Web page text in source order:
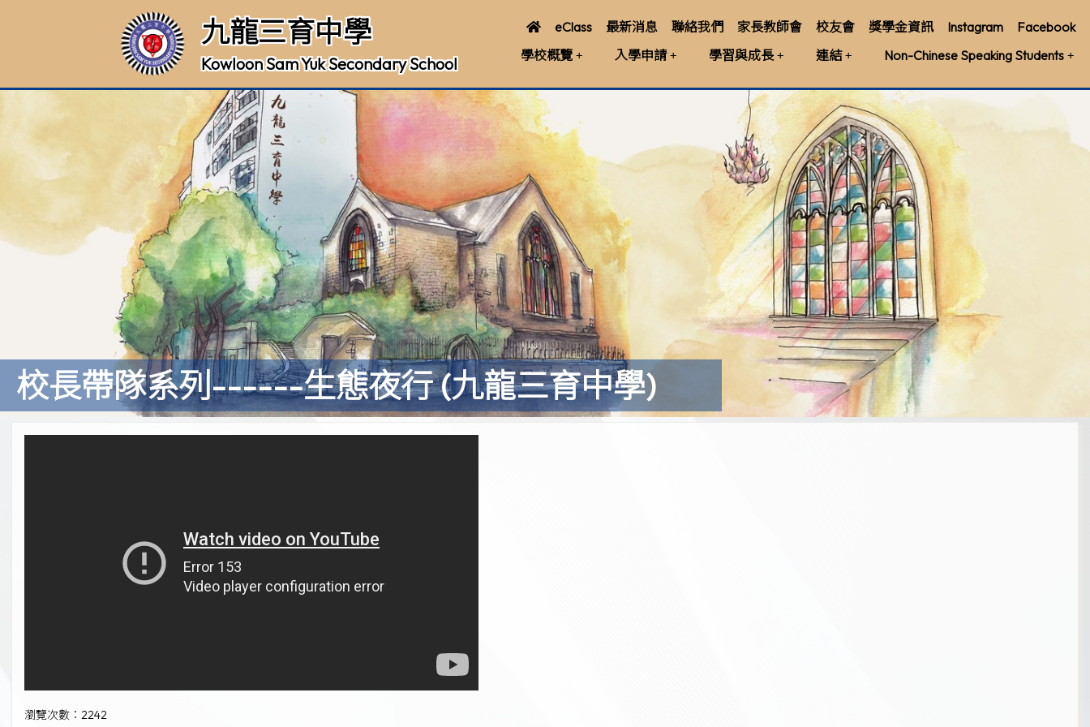
九龍三育中學
Kowloon Sam Yuk Secondary School
eClass 最新消息 聯絡我們 家長教師會 校友會 獎學金資訊 Instagram
Facebook
學校概覽
入學申請 學習與成長 連結 Non-Chinese Speaking Students
校長帶隊系列------生態夜行 (九龍三育中學)
瀏覽次數：2242